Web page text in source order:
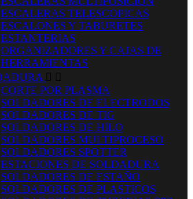
ESCALERAS TELESCOPICAS
ESCALONES Y TABURETES
ESTANTERIAS
ORGANIZADORES Y CAJAS DE
HERRAMIENTAS
 
CORTE POR PLASMA
SOLDADORES DE ELECTRODOS
SOLDADORES DE TIG
SOLDADORES DE HILO
SOLDADORES MULTIPROCESO
SOLDADORES SPOTTER
ESTACIONES DE SOLDADURA
SOLDADORES DE ESTAÑO
SOLDADORES DE PLASTICOS